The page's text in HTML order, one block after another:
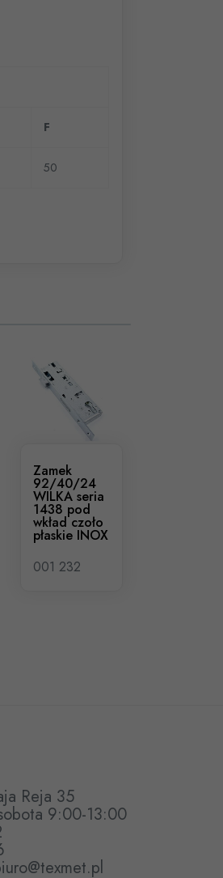
F
50
Zamek
92/40/24
WILKA seria
1438 pod
wkład czoło
płaskie INOX
001 232
Reja 35
9:00-13:00